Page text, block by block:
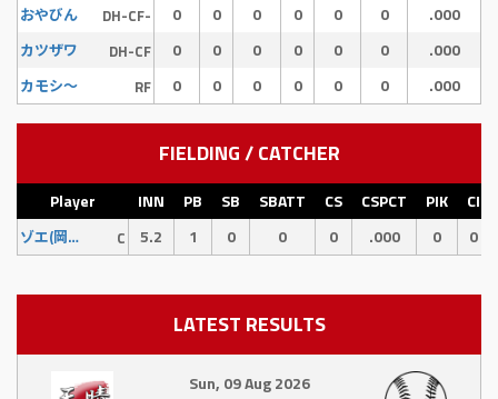
おやびん DH-CF- 0 0 0 0 0 0 .000
カツザワ DH-CF 0 0 0 0 0 0 .000
カモシ〜 RF 0 0 0 0 0 0 .000
FIELDING / CATCHER
Player INN PB SB SBATT CS CSPCT PIK CI
ゾエ(岡添) C 5.2 1 0 0 0 .000 0 0
LATEST RESULTS
Sun, 09 Aug 2026